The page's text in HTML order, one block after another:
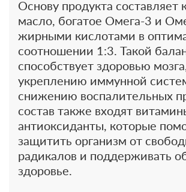
Основу продукта составляет
масло, богатое Омега-3 и
жирными кислотами в
соотношении 1:3. Такой
способствует здоровью мозга,
укреплению иммунной
снижению воспалительных
состав также входят
антиоксиданты, которые
защитить организм от
радикалов и поддерживать
здоровье.